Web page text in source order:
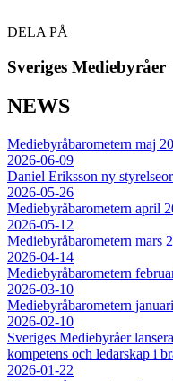
DELA PÅ
Sveriges Mediebyråer
NEWS
Mediebyråbarometern maj
2026-06-09
Daniel Eriksson ny
2026-05-26
Mediebyråbarometern april
2026-05-12
Mediebyråbarometern mars
2026-04-14
Mediebyråbarometern
2026-03-10
Mediebyråbarometern
2026-02-10
Sveriges Mediebyråer
kompetens och ledarskap i
2026-01-22